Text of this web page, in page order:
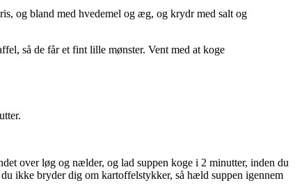
og bland med hvedemel og æg, og krydr med salt og
så de får et fint lille mønster. Vent med at koge
over løg og nælder, og lad suppen koge i 2 minutter, inden du
ikke bryder dig om kartoffelstykker, så hæld suppen igennem